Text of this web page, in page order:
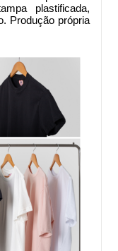
plastificada,
Produção própria